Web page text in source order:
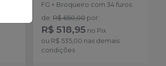
FG + Broqueiro com 34 furos.
de: R$ 650,00 por:
R$ 518,95 no Pix
ou R$ 535,00 nas demais
condições